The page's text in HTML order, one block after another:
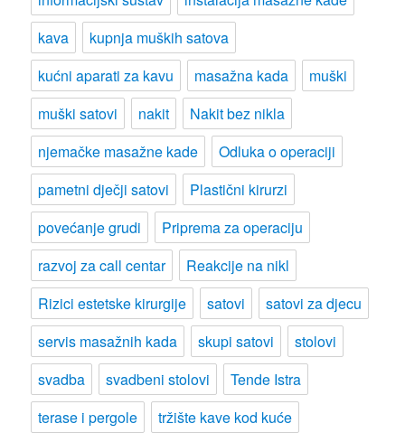
kava
kupnja muških satova
kućni aparati za kavu
masažna kada
muški
muški satovi
nakit
Nakit bez nikla
njemačke masažne kade
Odluka o operaciji
pametni dječji satovi
Plastični kirurzi
povećanje grudi
Priprema za operaciju
razvoj za call centar
Reakcije na nikl
Rizici estetske kirurgije
satovi
satovi za djecu
servis masažnih kada
skupi satovi
stolovi
svadba
svadbeni stolovi
Tende Istra
terase i pergole
tržište kave kod kuće